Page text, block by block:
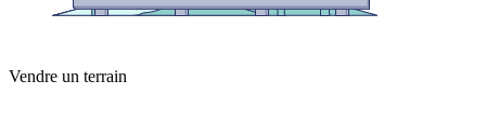
Vendre un terrain